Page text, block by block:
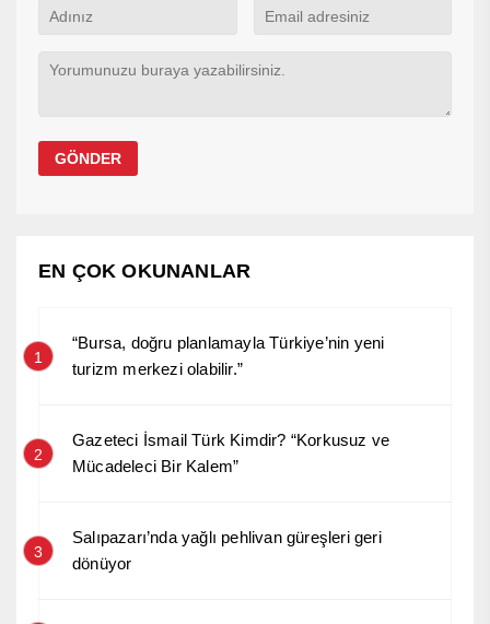
EN ÇOK OKUNANLAR
1
“Bursa, doğru planlamayla Türkiye’nin yeni
turizm merkezi olabilir.”
2
Gazeteci İsmail Türk Kimdir? “Korkusuz ve
Mücadeleci Bir Kalem”
3
Salıpazarı’nda yağlı pehlivan güreşleri geri
dönüyor